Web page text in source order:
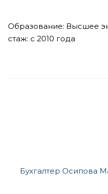
Образование: Высшее
стаж: с 2010 года